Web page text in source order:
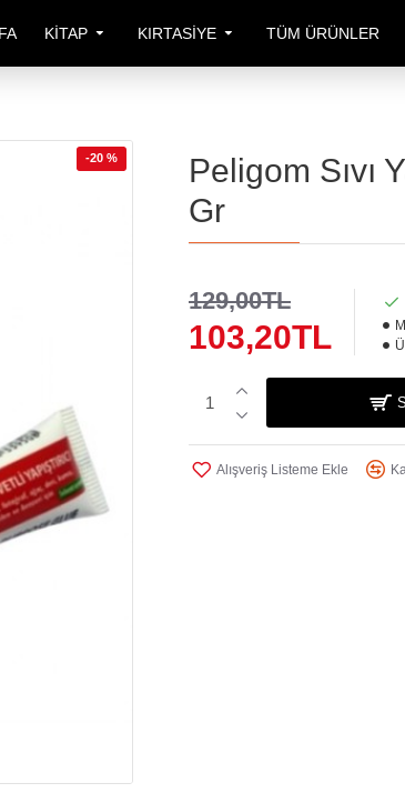
KITAP KIRTASIYE TÜM ÜRÜNLER
-20 %
Peligom Sıvı
Gr
103,20TL
129,00TL
Alışveriş Listeme Ekle